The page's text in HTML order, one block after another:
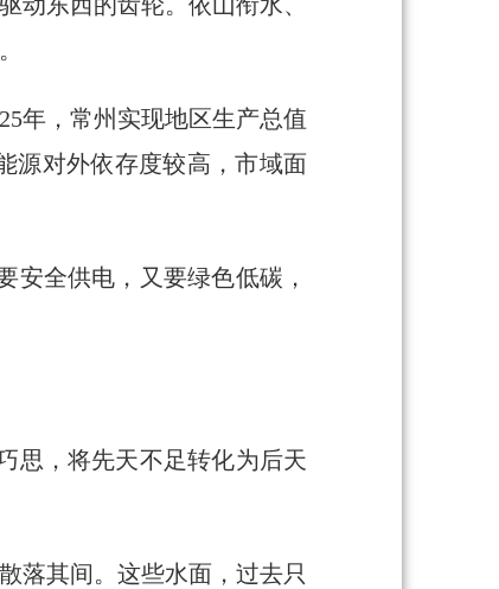
动东西的齿轮。依山衔水、
年，常州实现地区生产总值
源对外依存度较高，市域面
安全供电，又要绿色低碳，
思，将先天不足转化为后天
落其间。这些水面，过去只